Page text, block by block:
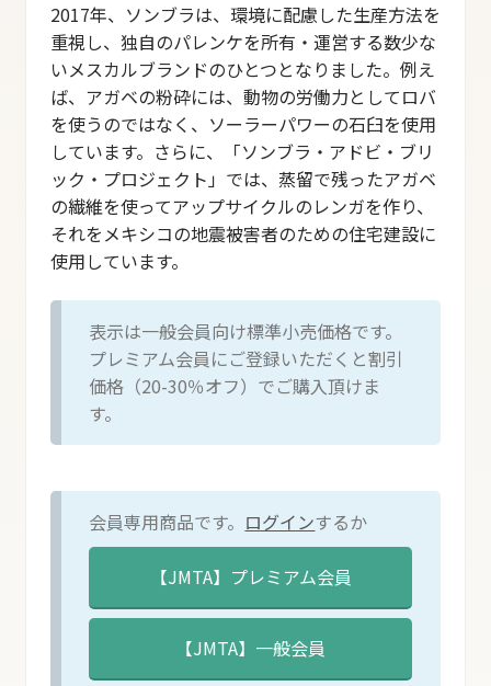
2017年、ソンブラは、環境に配慮した生産方法を
重視し、独自のパレンケを所有・運営する数少な
いメスカルブランドのひとつとなりました。例え
ば、アガベの粉砕には、動物の労働力としてロバ
を使うのではなく、ソーラーパワーの石臼を使用
しています。さらに、「ソンブラ・アドビ・ブリ
ック・プロジェクト」では、蒸留で残ったアガベ
の繊維を使ってアップサイクルのレンガを作り、
それをメキシコの地震被害者のための住宅建設に
使用しています。
表示は一般会員向け標準小売価格です。
プレミアム会員にご登録いただくと割引
価格（20-30％オフ）でご購入頂けま
す。
会員専用商品です。 ログインするか